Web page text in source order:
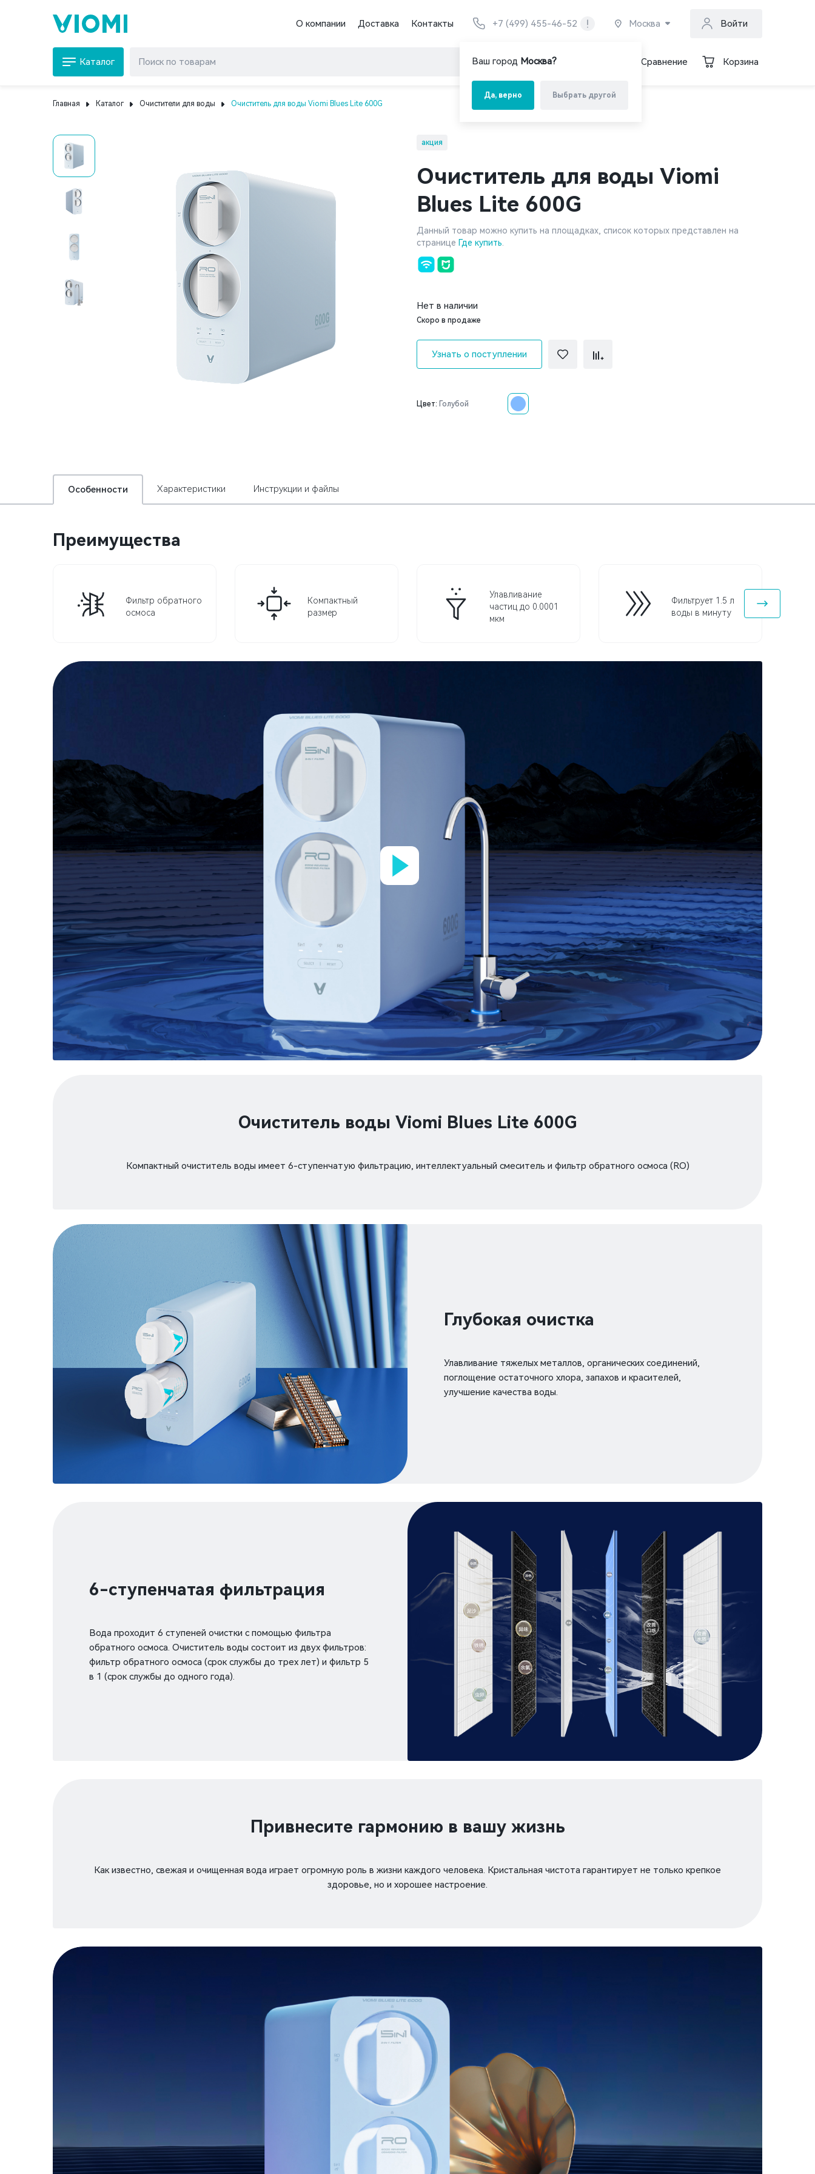
О компании Доставка Контакты +7 (499) 455-46-52 Москва
Ваш город Москва?
Да, верно Выбрать другой
Войти
Каталог Сравнение Корзина
Главная Каталог Очистители для воды Очиститель для воды Viomi Blues Lite 600G
акция
Очиститель для воды Viomi
Blues Lite 600G
Данный товар можно купить на площадках, список которых представлен на
странице Где купить.
Нет в наличии
Скоро в продаже
Узнать о поступлении
Цвет: Голубой
Особенности Характеристики Инструкции и файлы
Преимущества
Фильтр обратного
осмоса
Компактный
размер
Улавливание
частиц до 0.0001
мкм
Фильтрует 1.5 л
воды в минуту
Play
Очиститель воды Viomi Blues Lite 600G
Компактный очиститель воды имеет 6-ступенчатую фильтрацию, интеллектуальный смеситель и фильтр обратного осмоса (RO)
Глубокая очистка
Улавливание тяжелых металлов, органических соединений,
поглощение остаточного хлора, запахов и красителей,
улучшение качества воды.
6-ступенчатая фильтрация
Вода проходит 6 ступеней очистки с помощью фильтра
обратного осмоса. Очиститель воды состоит из двух фильтров:
фильтр обратного осмоса (срок службы до трех лет) и фильтр 5
в 1 (срок службы до одного года).
Привнесите гармонию в вашу жизнь
Как известно, свежая и очищенная вода играет огромную роль в жизни каждого человека. Кристальная чистота гарантирует не только крепкое
здоровье, но и хорошее настроение.